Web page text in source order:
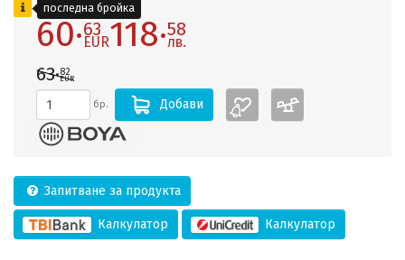
60·63
EUR118·58
лв.
63·82
EUR
бр. Добави
Запитване за продукта
Калкулатор Калкулатор
последна бройка